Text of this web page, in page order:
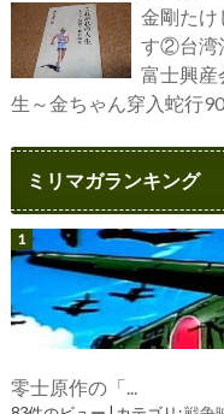
金剛たけ
す②台湾
富士興産
生～金ちゃん穿入蛇行
ミリマガランキング
零士原作の「...